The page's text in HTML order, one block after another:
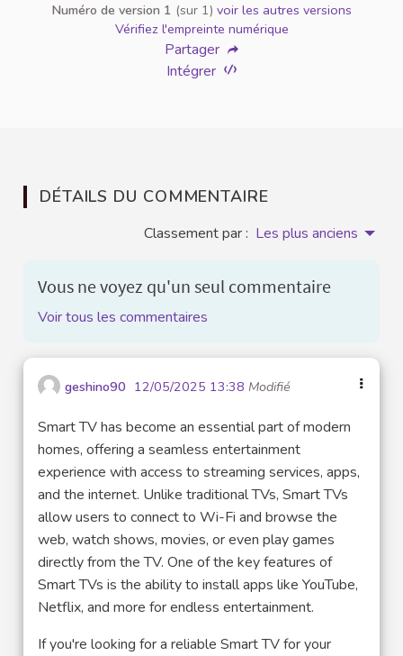
Numéro de version 1 (sur 1) voir les autres versions
Vérifiez l'empreinte numérique
Partager
Intégrer
DÉTAILS DU COMMENTAIRE
Classement par : Les plus anciens
Vous ne voyez qu'un seul commentaire
Voir tous les commentaires
geshino90 12/05/2025 13:38 Modifié
Smart TV has become an essential part of modern
homes, offering a seamless entertainment
experience with access to streaming services, apps,
and the internet. Unlike traditional TVs, Smart TVs
allow users to connect to Wi-Fi and browse the
web, watch shows, movies, or even play games
directly from the TV. One of the key features of
Smart TVs is the ability to install apps like YouTube,
Netflix, and more for endless entertainment.
If you're looking for a reliable Smart TV for your